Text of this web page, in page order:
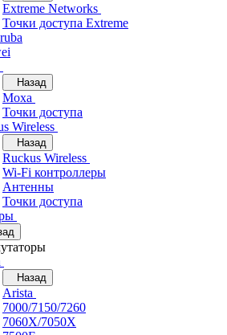
Extreme Networks
Точки доступа Extreme
Назад
Moxa
Точки доступа
Wireless
Назад
Ruckus Wireless
Wi-Fi контроллеры
Антенны
Точки доступа
Назад
Arista
7000/7150/7260
7060X/7050X